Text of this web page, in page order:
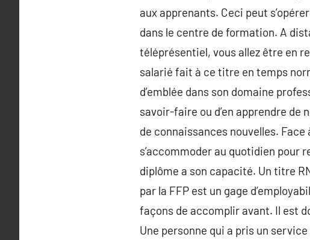
aux apprenants. Ceci peut
dans le centre de formation. A
téléprésentiel, vous allez être en
salarié fait à ce titre en temps
d’emblée dans son domaine
savoir-faire ou d’en apprendre de
de connaissances nouvelles.
s’accommoder au quotidien pour
diplôme a son capacité. Un titre
par la FFP est un gage
façons de accomplir avant. Il est
Une personne qui a pris un